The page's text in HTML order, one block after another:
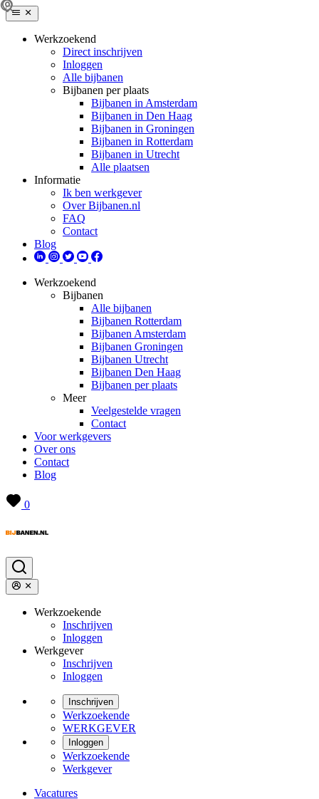
Werkzoekend
Direct inschrijven
Inloggen
Alle bijbanen
Bijbanen per plaats
Bijbanen in Amsterdam
Bijbanen in Den Haag
Bijbanen in Groningen
Bijbanen in Rotterdam
Bijbanen in Utrecht
Alle plaatsen
Informatie
Ik ben werkgever
Over Bijbanen.nl
FAQ
Contact
Blog
Werkzoekend
Bijbanen
Alle bijbanen
Bijbanen Rotterdam
Bijbanen Amsterdam
Bijbanen Groningen
Bijbanen Utrecht
Bijbanen Den Haag
Bijbanen per plaats
Meer
Veelgestelde vragen
Contact
Voor werkgevers
Over ons
Contact
Blog
0
Werkzoekende
Inschrijven
Inloggen
Werkgever
Inschrijven
Inloggen
Inschrijven
Werkzoekende
WERKGEVER
Inloggen
Werkzoekende
Werkgever
Vacatures